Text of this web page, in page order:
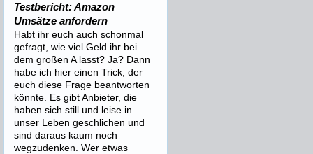
Testbericht: Amazon
Umsätze anfordern
Habt ihr euch auch schonmal
gefragt, wie viel Geld ihr bei
dem großen A lasst? Ja? Dann
habe ich hier einen Trick, der
euch diese Frage beantworten
könnte. Es gibt Anbieter, die
haben sich still und leise in
unser Leben geschlichen und
sind daraus kaum noch
wegzudenken. Wer etwas